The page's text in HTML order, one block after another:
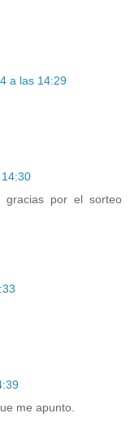
a las 14:29
gracias por el sorteo
me apunto.